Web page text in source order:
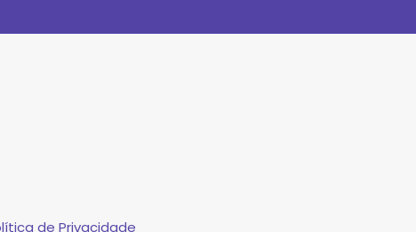
de Privacidade